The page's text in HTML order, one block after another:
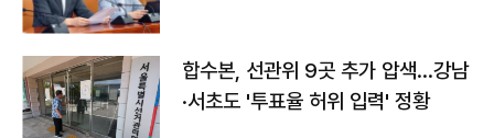
합수본, 선관위 9곳 추가 압색…강남
·서초도 '투표율 허위 입력' 정황